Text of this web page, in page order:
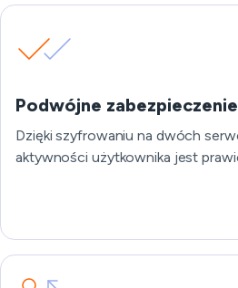
Podwójne zabezpieczenie
Dzięki szyfrowaniu na dwóch
aktywności użytkownika jest